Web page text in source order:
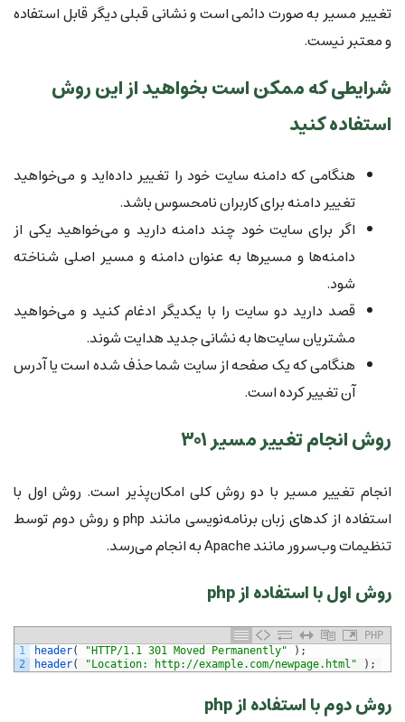
تغییر مسیر به صورت دائمی است و نشانی قبلی دیگر قابل استفاده
و معتبر نیست.
شرایطی که ممکن است بخواهید از این روش
استفاده کنید
هنگامی که دامنه سایت خود را تغییر داده‌اید و می‌خواهید
تغییر دامنه برای کاربران نامحسوس باشد.
اگر برای سایت خود چند دامنه دارید و می‌خواهید یکی از
دامنه‌ها و مسیرها به عنوان دامنه و مسیر اصلی شناخته
شود.
قصد دارید دو سایت را با یکدیگر ادغام کنید و می‌خواهید
مشتریان سایت‌ها به نشانی جدید هدایت شوند.
هنگامی که یک صفحه از سایت شما حذف شده است یا آدرس
آن تغییر کرده است.
روش انجام تغییر مسیر ۳۰۱
انجام تغییر مسیر با دو روش کلی امکان‌پذیر است. روش اول با
استفاده از کدهای زبان برنامه‌نویسی مانند php و روش دوم توسط
تنظیمات وب‌سرور مانند Apache به انجام می‌رسد.
روش اول با استفاده از php
PHP
1
2
header( "HTTP/1.1 301 Moved Permanently" ) ;
header( "Location: http://example.com/newpage.html" ) ;
روش دوم با استفاده از php